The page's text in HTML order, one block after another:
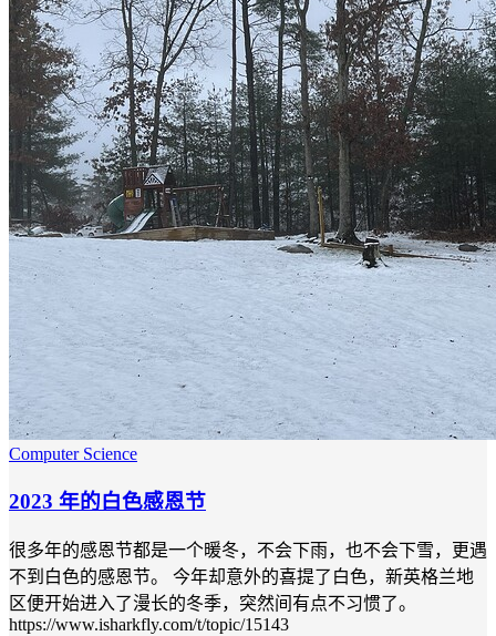
Computer Science
2023 年的白色感恩节
很多年的感恩节都是一个暖冬，不会下雨，也不会下雪，更遇
不到白色的感恩节。 今年却意外的喜提了白色，新英格兰地
区便开始进入了漫长的冬季，突然间有点不习惯了。
https://www.isharkfly.com/t/topic/15143